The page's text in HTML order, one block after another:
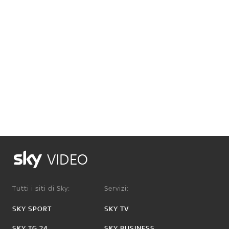
VIDEO
Tutti i siti di Sky:
SKY SPORT
Servizi:
SKY TV